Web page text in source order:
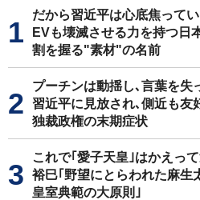
だから習近平は心底焦って
EVも壊滅させる力を持つ日
割を握る"素材"の名前
プーチンは動揺し､言葉を
習近平に見放され､側近も友
独裁政権の末期症状
これで｢愛子天皇｣はかえっ
裕巳｢野望にとらわれた麻生
皇室典範の大原則｣